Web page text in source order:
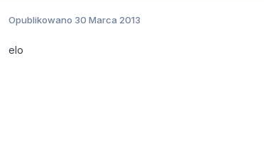
Opublikowano 30 Marca 2013
elo